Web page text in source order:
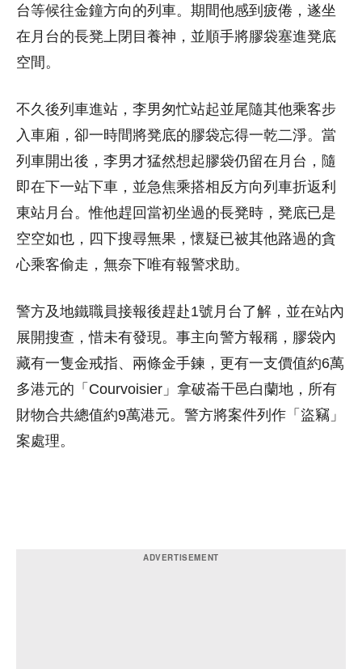
台等候往金鐘方向的列車。期間他感到疲倦，遂坐
在月台的長凳上閉目養神，並順手將膠袋塞進凳底
空間。
不久後列車進站，李男匆忙站起並尾隨其他乘客步
入車廂，卻一時間將凳底的膠袋忘得一乾二淨。當
列車開出後，李男才猛然想起膠袋仍留在月台，隨
即在下一站下車，並急焦乘搭相反方向列車折返利
東站月台。惟他趕回當初坐過的長凳時，凳底已是
空空如也，四下搜尋無果，懷疑已被其他路過的貪
心乘客偷走，無奈下唯有報警求助。
警方及地鐵職員接報後趕赴1號月台了解，並在站內
展開搜查，惜未有發現。事主向警方報稱，膠袋內
藏有一隻金戒指、兩條金手鍊，更有一支價值約6萬
多港元的「Courvoisier」拿破崙干邑白蘭地，所有
財物合共總值約9萬港元。警方將案件列作「盜竊」
案處理。